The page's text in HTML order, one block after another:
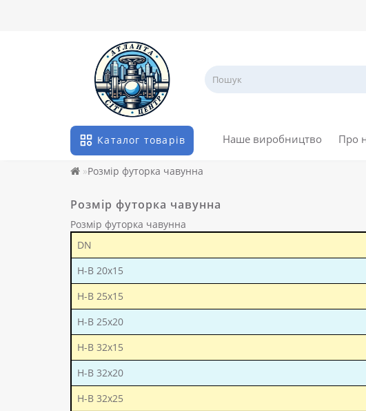
Каталог товарів Наше виробництво Про
Розмір футорка чавунна
Розмір футорка чавунна
Розмір футорка чавунна
DN
Н-В 20х15
Н-В 25х15
Н-В 25х20
Н-В 32х15
Н-В 32х20
Н-В 32х25